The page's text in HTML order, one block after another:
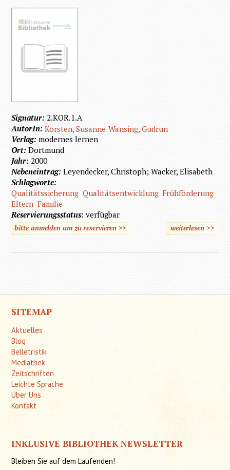
Signatur: 2.KOR.1.A
AutorIn:Korsten, Susanne Wansing, Gudrun
Verlag:modernes lernen
Ort:Dortmund
Jahr: 2000
Nebeneintrag:Leyendecker, Christoph; Wacker, Elisabeth
Schlagworte:
Qualitätssicherung Qualitätsentwicklung Frühförderung
Eltern Familie
Reservierungsstatus:verfügbar
bitte anmelden um zu reservieren >> weiterlesen>>
SITEMAP
Aktuelles
Blog
Belletristik
Mediathek
Zeitschriften
Leichte Sprache
Über Uns
Kontakt
INKLUSIVE BIBLIOTHEK NEWSLETTER
Bleiben Sie auf dem Laufenden!